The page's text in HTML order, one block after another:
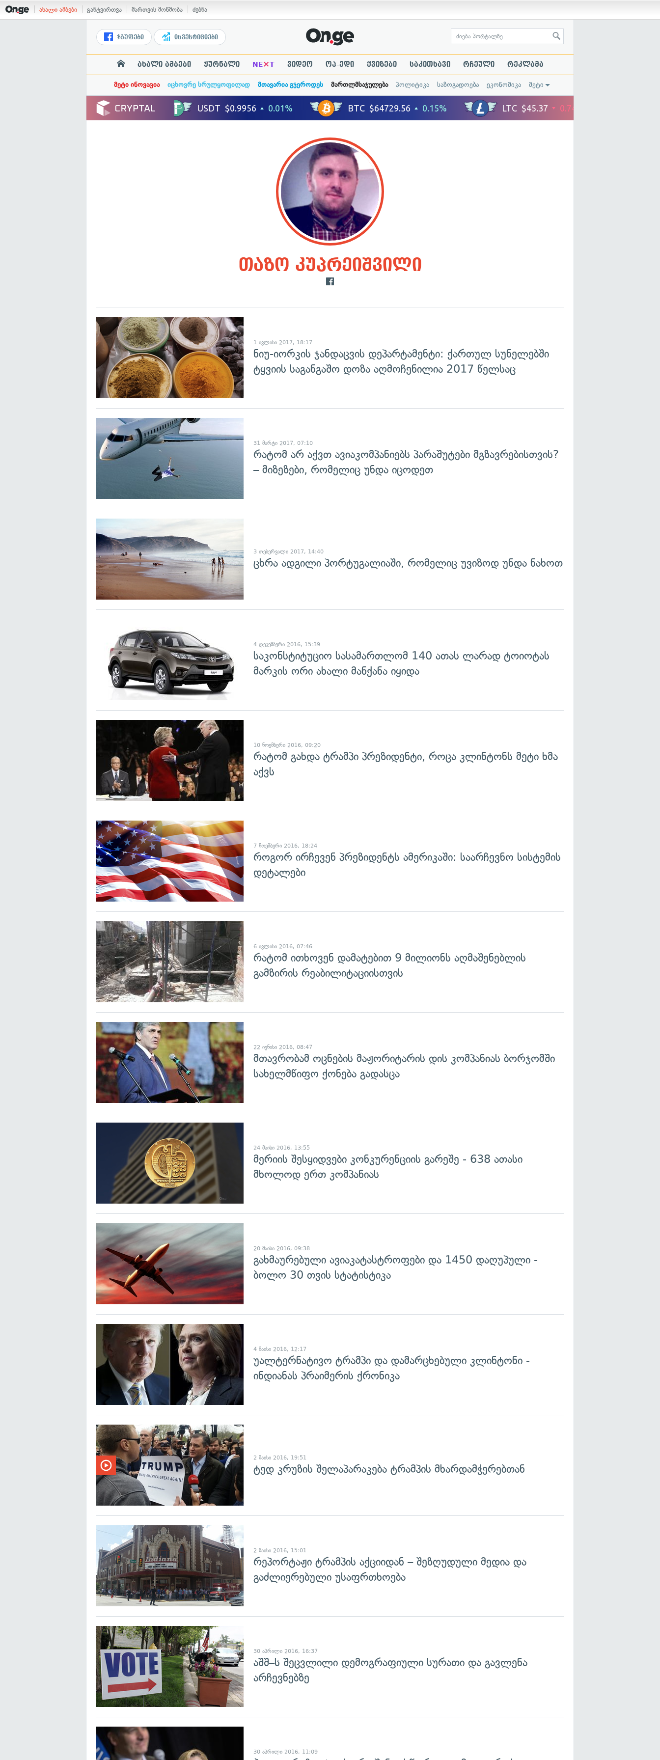
ახალი ამბები განტვირთვა მართვის მოწმობა ძებნა
ჯგუფები ინვესტიციები
ახალი ამბები ჟურნალი NE×T ვიდეო ოპ-ედი ქვიზები საკითხავი რჩეული რეკლამა
მეტი ინოვაცია იცხოვრე სრულყოფილად მთავარია გჯეროდეს მართლმსაჯულება პოლიტიკა საზოგადოება ეკონომიკა მეტი
თაზო კუპრეიშვილი
1 ივლისი 2017, 18:17
ნიუ-იორკის ჯანდაცვის დეპარტამენტი: ქართულ სუნელებში
ტყვიის საგანგაშო დოზა აღმოჩენილია 2017 წელსაც
31 მარტი 2017, 07:10
რატომ არ აქვთ ავიაკომპანიებს პარაშუტები მგზავრებისთვის?
– მიზეზები, რომელიც უნდა იცოდეთ
3 თებერვალი 2017, 14:40
ცხრა ადგილი პორტუგალიაში, რომელიც უვიზოდ უნდა ნახოთ
4 დეკემბერი 2016, 15:39
საკონსტიტუციო სასამართლომ 140 ათას ლარად ტოიოტას
მარკის ორი ახალი მანქანა იყიდა
10 ნოემბერი 2016, 09:20
რატომ გახდა ტრამპი პრეზიდენტი, როცა კლინტონს მეტი ხმა
აქვს
7 ნოემბერი 2016, 18:24
როგორ ირჩევენ პრეზიდენტს ამერიკაში: საარჩევნო სისტემის
დეტალები
6 ივლისი 2016, 07:46
რატომ ითხოვენ დამატებით 9 მილიონს აღმაშენებლის
გამზირის რეაბილიტაციისთვის
22 ივნისი 2016, 08:47
მთავრობამ ოცნების მაჟორიტარის დის კომპანიას ბორჯომში
სახელმწიფო ქონება გადასცა
24 მაისი 2016, 13:55
მერიის შესყიდვები კონკურენციის გარეშე - 638 ათასი
მხოლოდ ერთ კომპანიას
20 მაისი 2016, 09:38
გახმაურებული ავიაკატასტროფები და 1450 დაღუპული -
ბოლო 30 თვის სტატისტიკა
4 მაისი 2016, 12:17
უალტერნატივო ტრამპი და დამარცხებული კლინტონი -
ინდიანას პრაიმერის ქრონიკა
2 მაისი 2016, 19:51
ტედ კრუზის შელაპარაკება ტრამპის მხარდამჭერებთან
2 მაისი 2016, 15:01
რეპორტაჟი ტრამპის აქციიდან – შეზღუდული მედია და
გაძლიერებული უსაფრთხოება
30 აპრილი 2016, 16:37
აშშ–ს შეცვლილი დემოგრაფიული სურათი და გავლენა
არჩევნებზე
30 აპრილი 2016, 11:09